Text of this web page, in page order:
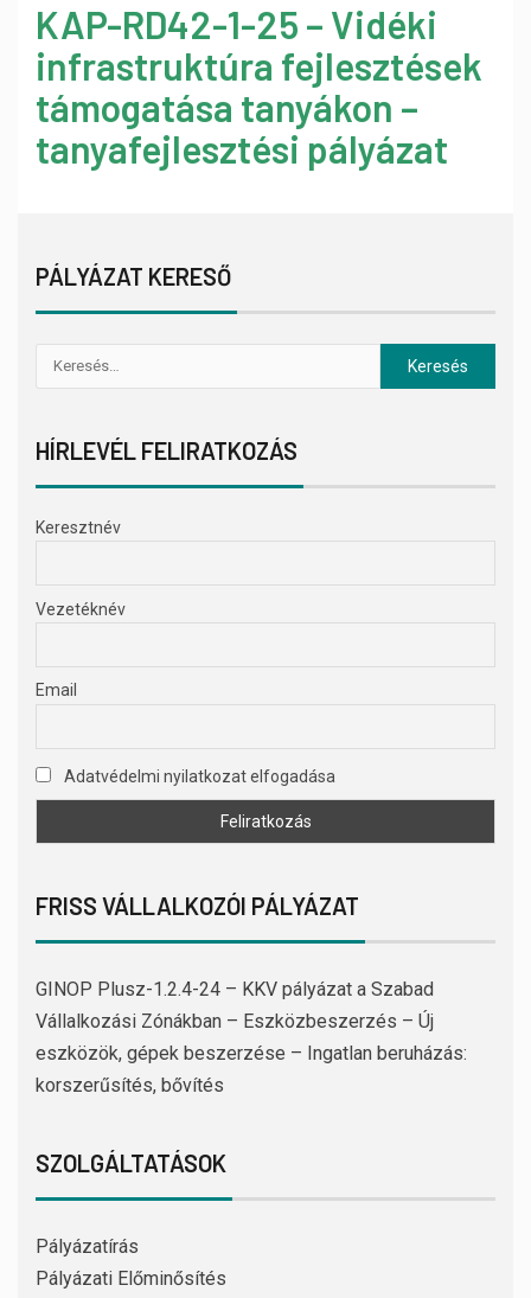
KAP-RD42-1-25 – Vidéki
infrastruktúra fejlesztések
támogatása tanyákon –
tanyafejlesztési pályázat
PÁLYÁZAT KERESŐ
HÍRLEVÉL FELIRATKOZÁS
Keresztnév
Vezetéknév
Email
Adatvédelmi nyilatkozat elfogadása
FRISS VÁLLALKOZÓI PÁLYÁZAT
GINOP Plusz-1.2.4-24 – KKV pályázat a Szabad
Vállalkozási Zónákban – Eszközbeszerzés – Új
eszközök, gépek beszerzése – Ingatlan beruházás:
korszerűsítés, bővítés
SZOLGÁLTATÁSOK
Pályázatírás
Pályázati Előminősítés